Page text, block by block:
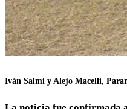
Iván Salmi y Alejo Macelli,